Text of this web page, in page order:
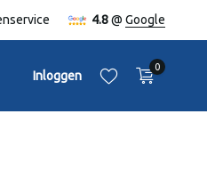
4.8@ Google
Inloggen
0